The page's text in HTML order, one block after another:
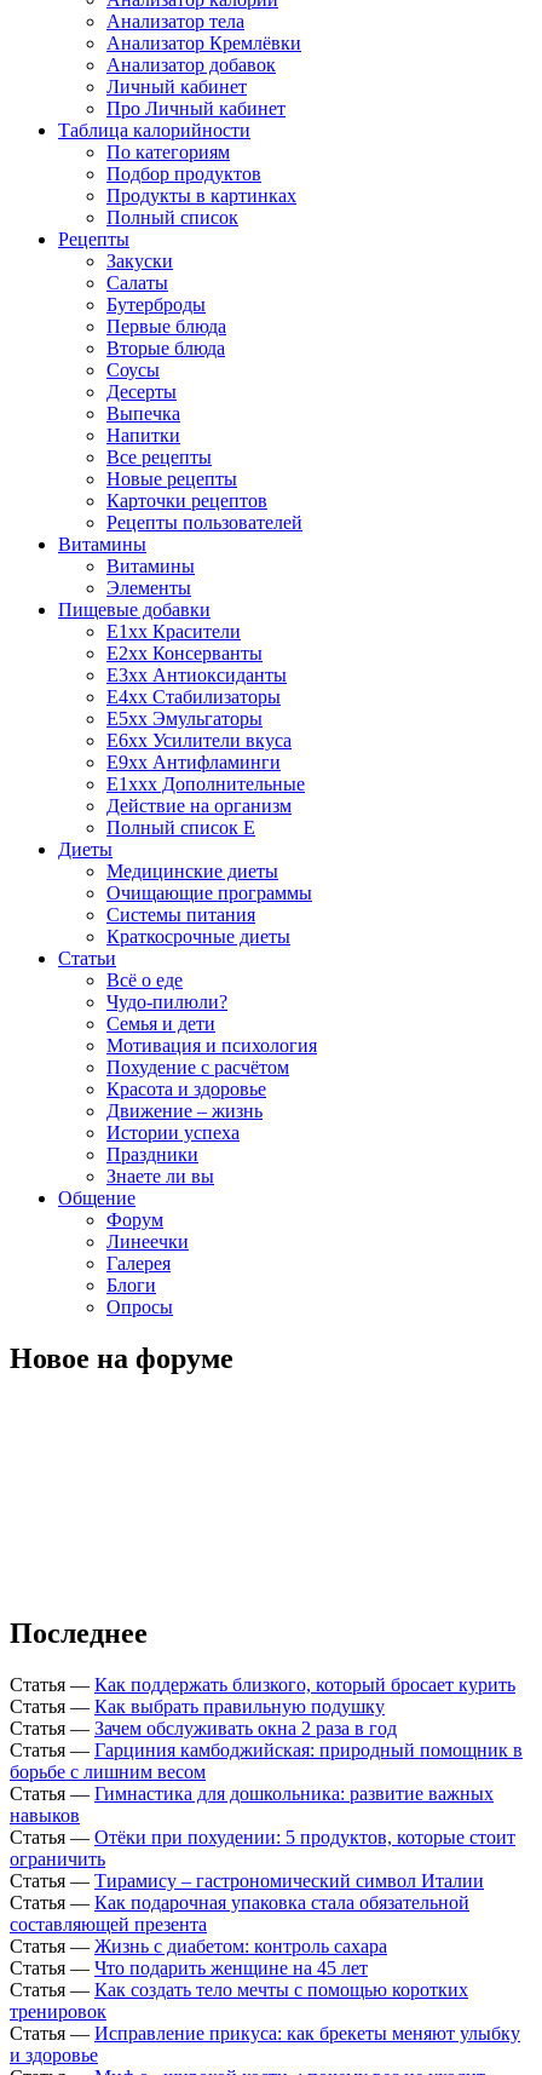
Анализатор тела
Анализатор Кремлёвки
Анализатор добавок
Личный кабинет
Про Личный кабинет
Таблица калорийности
По категориям
Подбор продуктов
Продукты в картинках
Полный список
Рецепты
Закуски
Салаты
Бутерброды
Первые блюда
Вторые блюда
Соусы
Десерты
Выпечка
Напитки
Все рецепты
Новые рецепты
Карточки рецептов
Рецепты пользователей
Витамины
Витамины
Элементы
Пищевые добавки
E1xx Красители
E2xx Консерванты
E3xx Антиоксиданты
E4xx Стабилизаторы
E5xx Эмульгаторы
E6xx Усилители вкуса
E9xx Антифламинги
E1xxx Дополнительные
Действие на организм
Полный список E
Диеты
Медицинские диеты
Очищающие программы
Системы питания
Краткосрочные диеты
Статьи
Всё о еде
Чудо-пилюли?
Семья и дети
Мотивация и психология
Похудение с расчётом
Красота и здоровье
Движение – жизнь
Истории успеха
Праздники
Знаете ли вы
Общение
Форум
Линеечки
Галерея
Блоги
Опросы
Новое на форуме
Последнее
Статья — Как поддержать близкого, который бросает курить
Статья — Как выбрать правильную подушку
Статья — Зачем обслуживать окна 2 раза в год
Статья — Гарциния камбоджийская: природный помощник в
борьбе с лишним весом
Статья — Гимнастика для дошкольника: развитие важных
навыков
Статья — Отёки при похудении: 5 продуктов, которые стоит
ограничить
Статья — Тирамису – гастрономический символ Италии
Статья — Как подарочная упаковка стала обязательной
составляющей презента
Статья — Жизнь с диабетом: контроль сахара
Статья — Что подарить женщине на 45 лет
Статья — Как создать тело мечты с помощью коротких
тренировок
Статья — Исправление прикуса: как брекеты меняют улыбку
и здоровье